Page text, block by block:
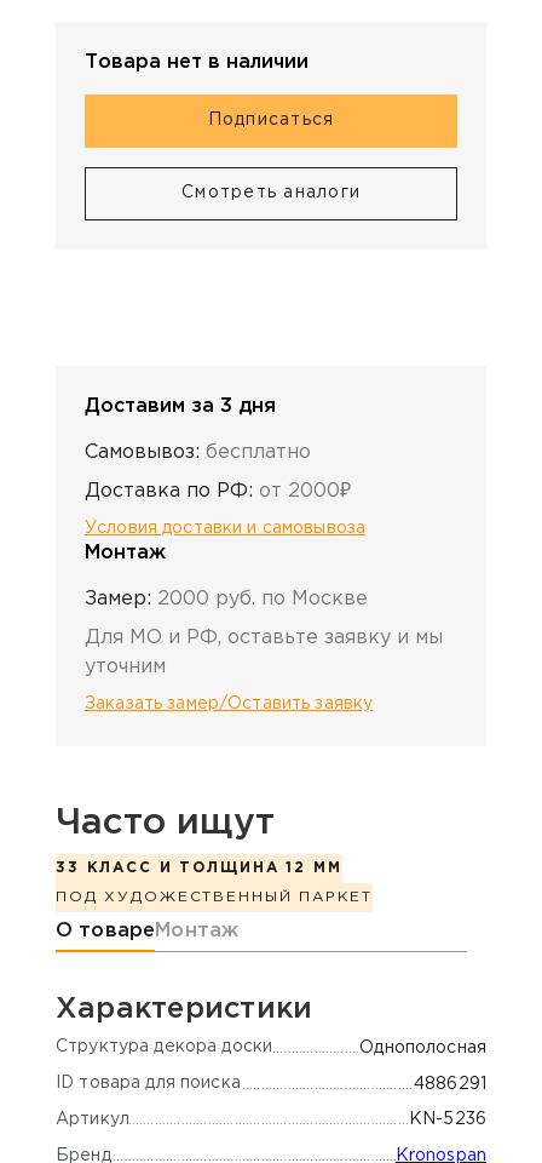
Товара нет в наличии
Подписаться
Смотреть аналоги
Доставим за 3 дня
Самовывоз: бесплатно
Доставка по РФ: от 2000₽
Условия доставки и самовывоза
Монтаж
Замер: 2000 руб. по Москве
Для МО и РФ, оставьте заявку и мы
уточним
Заказать замер/Оставить заявку
Часто ищут
33 КЛАСС И ТОЛЩИНА 12 ММ
ПОД ХУДОЖЕСТВЕННЫЙ ПАРКЕТ
Информация о товаре
О товаре Монтаж
Характеристики
Cтруктура декора доски Однополосная
ID товара для поиска 4886291
Артикул KN-5236
Бренд Kronospan